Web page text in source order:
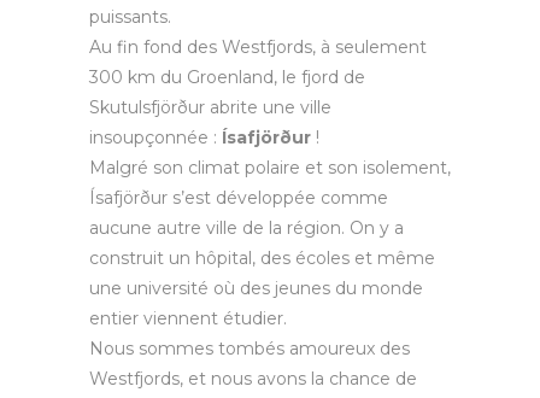
puissants.
Au fin fond des Westfjords, à seulement
300 km du Groenland, le fjord de
Skutulsfjörður abrite une ville
insoupçonnée : Ísafjörður !
Malgré son climat polaire et son isolement,
Ísafjörður s’est développée comme
aucune autre ville de la région. On y a
construit un hôpital, des écoles et même
une université où des jeunes du monde
entier viennent étudier.
Nous sommes tombés amoureux des
Westfjords, et nous avons la chance de